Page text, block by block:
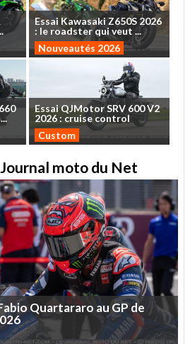
Essai KawasakiZ650S 2026
: le roadsterquiveut ...
Nouveautés 2026
660
...
EssaiQJMotorSRV 600V2
2026 : cruise control
Custom
moto du Net
Quartararo au GPde